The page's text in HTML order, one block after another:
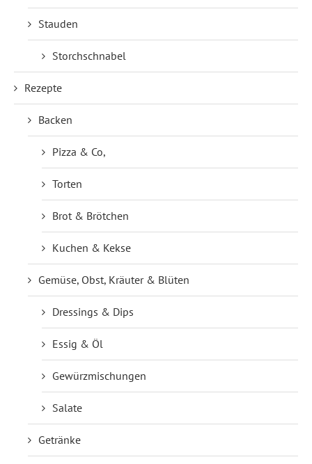
Stauden
Storchschnabel
Rezepte
Backen
Pizza & Co,
Torten
Brot & Brötchen
Kuchen & Kekse
Gemüse, Obst, Kräuter & Blüten
Dressings & Dips
Essig & Öl
Gewürzmischungen
Salate
Getränke